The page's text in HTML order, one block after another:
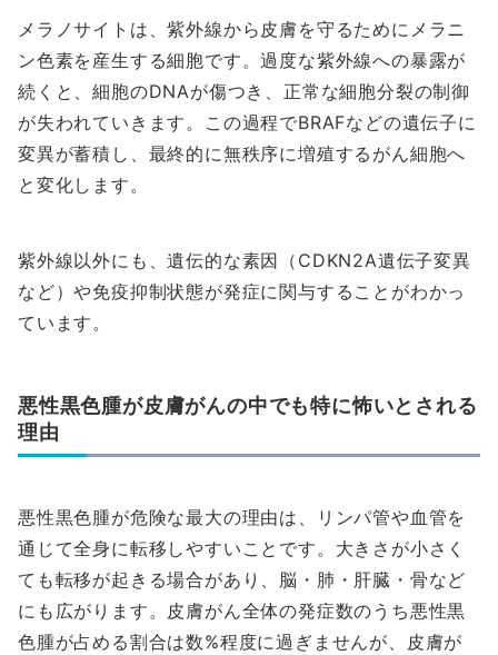
メラノサイトは、紫外線から皮膚を守るためにメラニ
ン色素を産生する細胞です。過度な紫外線への暴露が
続くと、細胞のDNAが傷つき、正常な細胞分裂の制御
が失われていきます。この過程でBRAFなどの遺伝子に
変異が蓄積し、最終的に無秩序に増殖するがん細胞へ
と変化します。
紫外線以外にも、遺伝的な素因（CDKN2A遺伝子変異
など）や免疫抑制状態が発症に関与することがわかっ
ています。
悪性黒色腫が皮膚がんの中でも特に怖いとされる
理由
悪性黒色腫が危険な最大の理由は、リンパ管や血管を
通じて全身に転移しやすいことです。大きさが小さく
ても転移が起きる場合があり、脳・肺・肝臓・骨など
にも広がります。皮膚がん全体の発症数のうち悪性黒
色腫が占める割合は数%程度に過ぎませんが、皮膚が